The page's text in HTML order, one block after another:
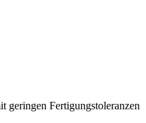
geringen Fertigungstoleranzen